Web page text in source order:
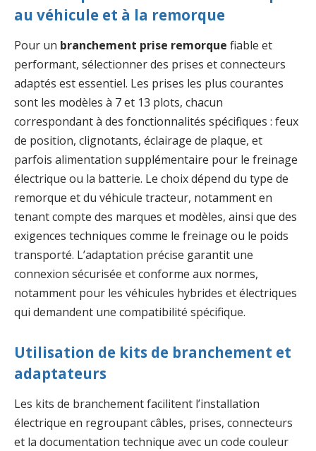
au véhicule et à la remorque
Pour un branchement prise remorque fiable et
performant, sélectionner des prises et connecteurs
adaptés est essentiel. Les prises les plus courantes
sont les modèles à 7 et 13 plots, chacun
correspondant à des fonctionnalités spécifiques : feux
de position, clignotants, éclairage de plaque, et
parfois alimentation supplémentaire pour le freinage
électrique ou la batterie. Le choix dépend du type de
remorque et du véhicule tracteur, notamment en
tenant compte des marques et modèles, ainsi que des
exigences techniques comme le freinage ou le poids
transporté. L’adaptation précise garantit une
connexion sécurisée et conforme aux normes,
notamment pour les véhicules hybrides et électriques
qui demandent une compatibilité spécifique.
Utilisation de kits de branchement et
adaptateurs
Les kits de branchement facilitent l’installation
électrique en regroupant câbles, prises, connecteurs
et la documentation technique avec un code couleur